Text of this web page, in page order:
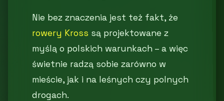
Nie bez znaczenia jest też fakt, że
rowery Kross są projektowane z
myślą o polskich warunkach – a więc
świetnie radzą sobie zarówno w
mieście, jak i na leśnych czy polnych
drogach.